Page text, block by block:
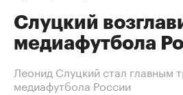
Слуцкий
медиафутбола
Леонид Слуцкий стал главным
медиафутбола России